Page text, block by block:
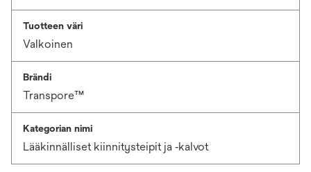
Tuotteen väri
Valkoinen
Brändi
Transpore™
Kategorian nimi
Lääkinnälliset kiinnitysteipit ja ‑kalvot